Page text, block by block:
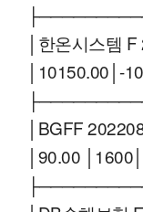
│한온시스템
│10150.00│-
│BGFF
│90.00 │1600│